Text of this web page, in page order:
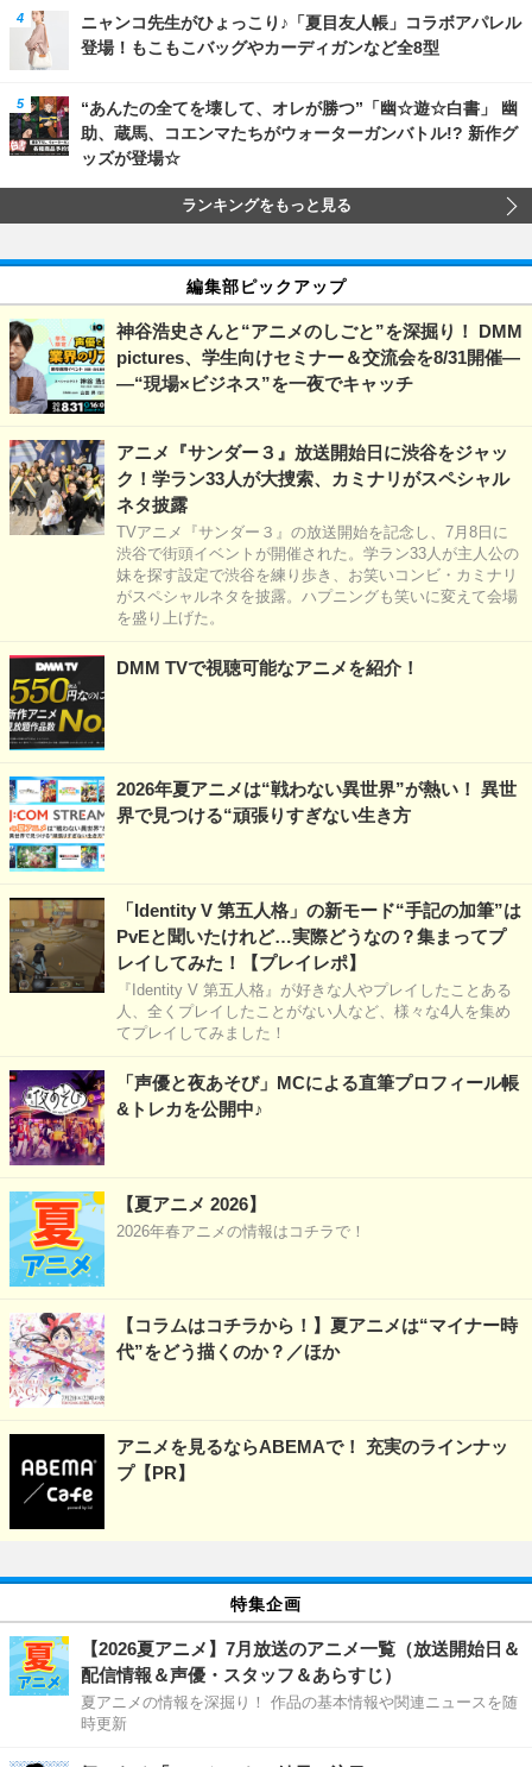
ニャンコ先生がひょっこり♪「夏目友人帳」コラボアパレル
登場！もこもこバッグやカーディガンなど全8型
“あんたの全てを壊して、オレが勝つ”「幽☆遊☆白書」 幽
助、蔵馬、コエンマたちがウォーターガンバトル!? 新作グ
ッズが登場☆
ランキングをもっと見る
編集部ピックアップ
神谷浩史さんと“アニメのしごと”を深掘り！ DMM
pictures、学生向けセミナー＆交流会を8/31開催―
―“現場×ビジネス”を一夜でキャッチ
アニメ『サンダー３』放送開始日に渋谷をジャッ
ク！学ラン33人が大捜索、カミナリがスペシャル
ネタ披露
TVアニメ『サンダー３』の放送開始を記念し、7月8日に
渋谷で街頭イベントが開催された。学ラン33人が主人公の
妹を探す設定で渋谷を練り歩き、お笑いコンビ・カミナリ
がスペシャルネタを披露。ハプニングも笑いに変えて会場
を盛り上げた。
DMM TVで視聴可能なアニメを紹介！
2026年夏アニメは“戦わない異世界”が熱い！ 異世
界で見つける“頑張りすぎない生き方
「Identity V 第五人格」の新モード“手記の加筆”は
PvEと聞いたけれど…実際どうなの？集まってプ
レイしてみた！【プレイレポ】
『Identity V 第五人格』が好きな人やプレイしたことある
人、全くプレイしたことがない人など、様々な4人を集め
てプレイしてみました！
「声優と夜あそび」MCによる直筆プロフィール帳
&トレカを公開中♪
【夏アニメ 2026】
2026年春アニメの情報はコチラで！
【コラムはコチラから！】夏アニメは“マイナー時
代”をどう描くのか？／ほか
アニメを見るならABEMAで！ 充実のラインナッ
プ【PR】
特集企画
【2026夏アニメ】7月放送のアニメ一覧（放送開始日＆
配信情報＆声優・スタッフ＆あらすじ）
夏アニメの情報を深掘り！ 作品の基本情報や関連ニュースを随
時更新